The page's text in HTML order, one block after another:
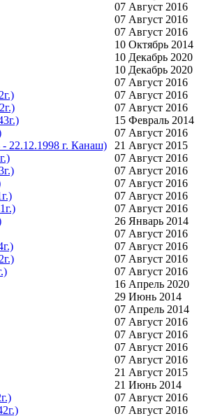
07 Август 2016
07 Август 2016
07 Август 2016
10 Октябрь 2014
10 Декабрь 2020
10 Декабрь 2020
07 Август 2016
07 Август 2016
07 Август 2016
15 Февраль 2014
07 Август 2016
22.12.1998 г. Канаш)
21 Август 2015
07 Август 2016
07 Август 2016
07 Август 2016
07 Август 2016
07 Август 2016
26 Январь 2014
07 Август 2016
07 Август 2016
07 Август 2016
07 Август 2016
16 Апрель 2020
29 Июнь 2014
07 Апрель 2014
07 Август 2016
07 Август 2016
07 Август 2016
07 Август 2016
21 Август 2015
21 Июнь 2014
07 Август 2016
07 Август 2016